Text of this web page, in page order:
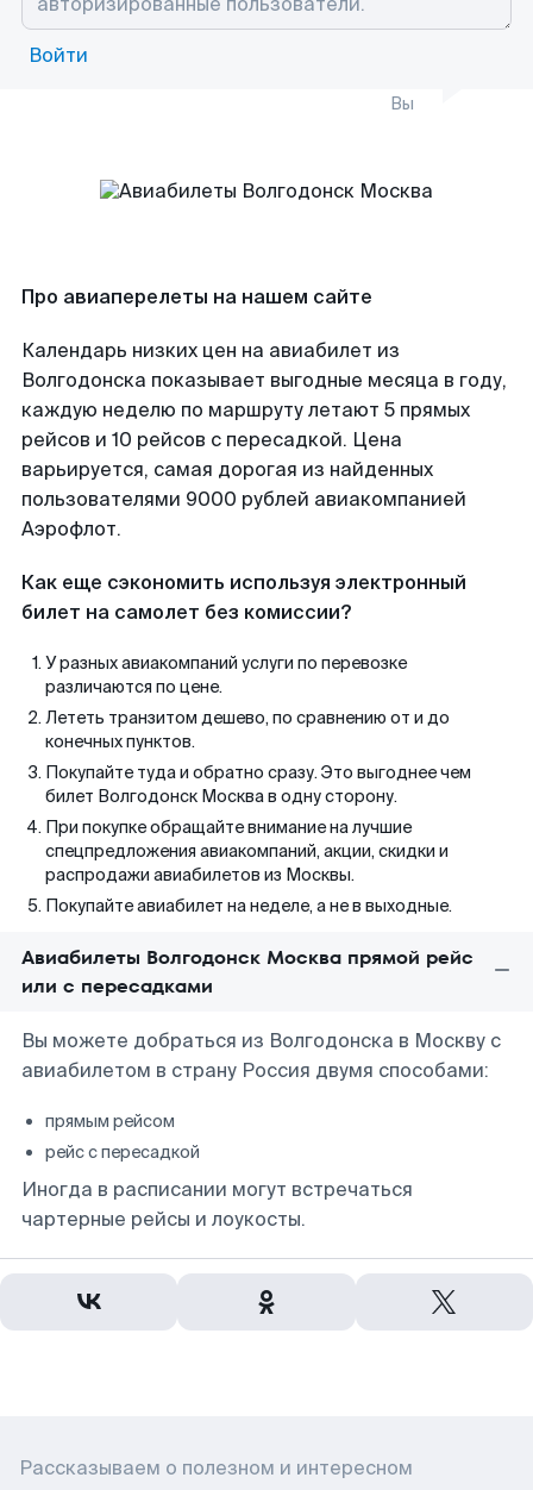
Войти
Вы
Про авиаперелеты на нашем сайте
Календарь низких цен на авиабилет из
Волгодонска показывает выгодные месяца в году,
каждую неделю по маршруту летают 5 прямых
рейсов и 10 рейсов с пересадкой. Цена
варьируется, самая дорогая из найденных
пользователями 9000 рублей авиакомпанией
Аэрофлот.
Как еще сэкономить используя электронный
билет на самолет без комиссии?
У разных авиакомпаний услуги по перевозке
различаются по цене.
Лететь транзитом дешево, по сравнению от и до
конечных пунктов.
Покупайте туда и обратно сразу. Это выгоднее чем
билет Волгодонск Москва в одну сторону.
При покупке обращайте внимание на лучшие
спецпредложения авиакомпаний, акции, скидки и
распродажи авиабилетов из Москвы.
Покупайте авиабилет на неделе, а не в выходные.
Авиабилеты Волгодонск Москва прямой рейс
или с пересадками
Вы можете добраться из Волгодонска в Москву с
авиабилетом в страну Россия двумя способами:
прямым рейсом
рейс с пересадкой
Иногда в расписании могут встречаться
чартерные рейсы и лоукосты.
Рассказываем о полезном и интересном